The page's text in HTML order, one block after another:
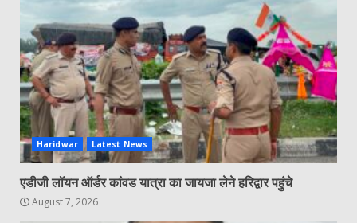
Haridwar Latest News
एडीजी लॉयन ऑर्डर कांवड यात्रा का जायजा लेने हरिद्वार पहुंचे
August 7, 2026